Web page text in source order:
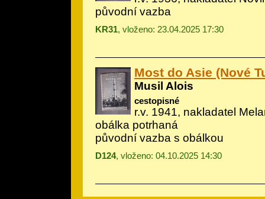
původní vazba
KR31, vloženo: 23.04.2025 17:30
Most do Asie (Nové
Musil Alois
cestopisné
r.v. 1941, nakladatel
obálka potrhaná
původní vazba s obálkou
D124, vloženo: 04.10.2025 14:30